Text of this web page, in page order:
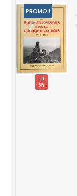
PROMO !
-3
5%